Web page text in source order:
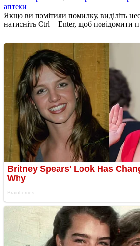
аптеки
Якщо ви помітили помилку, виділіть
натисніть Ctrl + Enter, щоб повідомити